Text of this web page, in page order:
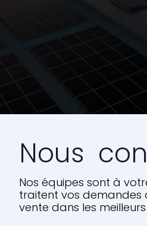
Nous
Nos équipes sont à
traitent vos demandes
vente dans les